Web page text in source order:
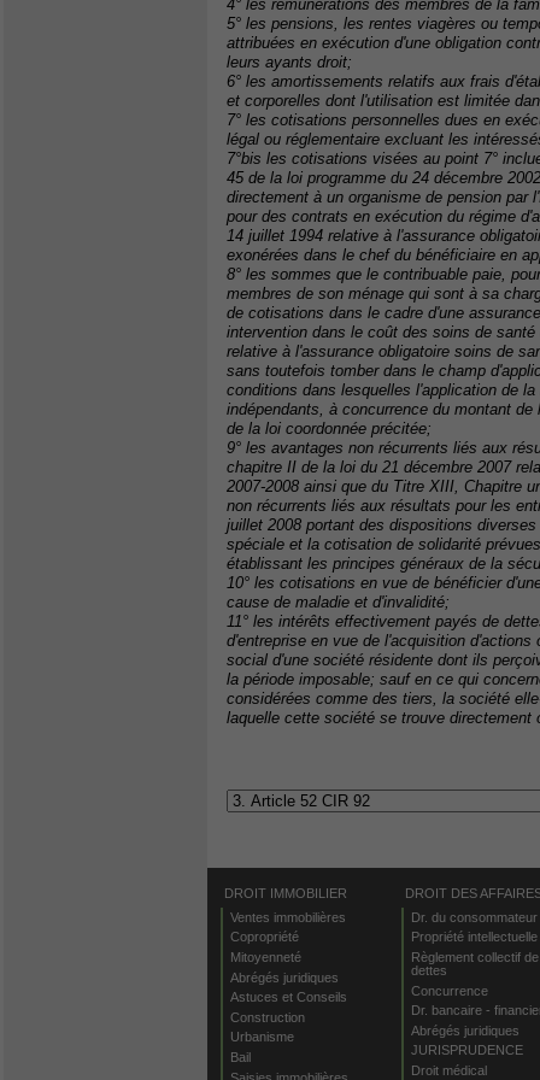
4° les rémunérations des membres de la
5° les pensions, les rentes viagères ou
attribuées en exécution d'une obligation
leurs ayants droit;
6° les amortissements relatifs aux frais
et corporelles dont l'utilisation est limitée
7° les cotisations personnelles dues en
légal ou réglementaire excluant les
7°bis les cotisations visées au point 7°
45 de la loi programme du 24 décembre
directement à un organisme de pension par
pour des contrats en exécution du régime
14 juillet 1994 relative à l'assurance
exonérées dans le chef du bénéficiaire en
8° les sommes que le contribuable paie,
membres de son ménage qui sont à sa
de cotisations dans le cadre d'une
intervention dans le coût des soins de
relative à l'assurance obligatoire soins de
sans toutefois tomber dans le champ
conditions dans lesquelles l'application de
indépendants, à concurrence du montant
de la loi coordonnée précitée;
9° les avantages non récurrents liés aux
chapitre II de la loi du 21 décembre 2007
2007-2008 ainsi que du Titre XIII, Chapitre
non récurrents liés aux résultats pour les
juillet 2008 portant des dispositions
spéciale et la cotisation de solidarité
établissant les principes généraux de la
10° les cotisations en vue de bénéficier
cause de maladie et d'invalidité;
11° les intérêts effectivement payés de
d'entreprise en vue de l'acquisition
social d'une société résidente dont ils
la période imposable; sauf en ce qui
considérées comme des tiers, la société
laquelle cette société se trouve directement
DROIT IMMOBILIER
Ventes immobilières
Copropriété
Mitoyenneté
Abrégés juridiques
Astuces et Conseils
Construction
Urbanisme
Bail
Saisies immobilières
DROIT DES
Dr. du consommateur
Propriété intellectuelle
Règlement collectif de
dettes
Concurrence
Dr. bancaire -
Abrégés juridiques
JURISPRUDENCE
Droit médical